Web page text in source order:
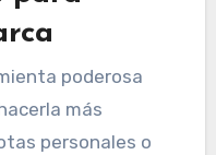
poderosa
más
personales o